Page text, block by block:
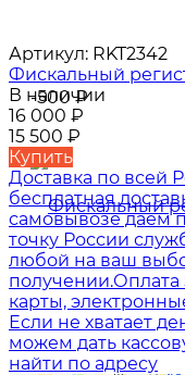
-500₽
Артикул: RKT2342
Фискальный
В наличии
16 000 ₽
15 500 ₽
Купить
Доставка по всей
бесплатная
самовывозе даем
точку России
любой на ваш
получении.Оплата
карты,
Если не хватает
можем дать
найти по адресу